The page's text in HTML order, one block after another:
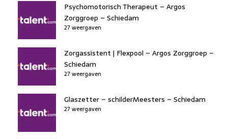
Psychomotorisch Therapeut – Argos
Zorggroep – Schiedam
27 weergaven
Zorgassistent | Flexpool – Argos Zorggroep –
Schiedam
27 weergaven
Glaszetter – schilderMeesters – Schiedam
27 weergaven